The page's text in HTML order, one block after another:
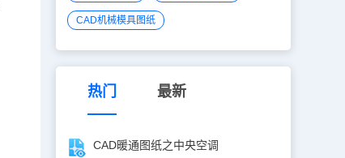
CAD机械模具图纸
热门 最新
CAD暖通图纸之中央空调